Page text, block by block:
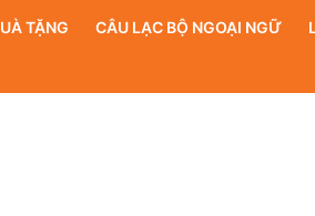
TẶNG CÂU LẠC BỘ NGOẠI NGỮ